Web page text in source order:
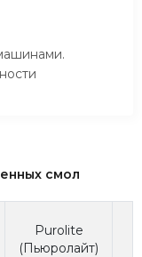
смол
Purolite
(Пьюролайт)